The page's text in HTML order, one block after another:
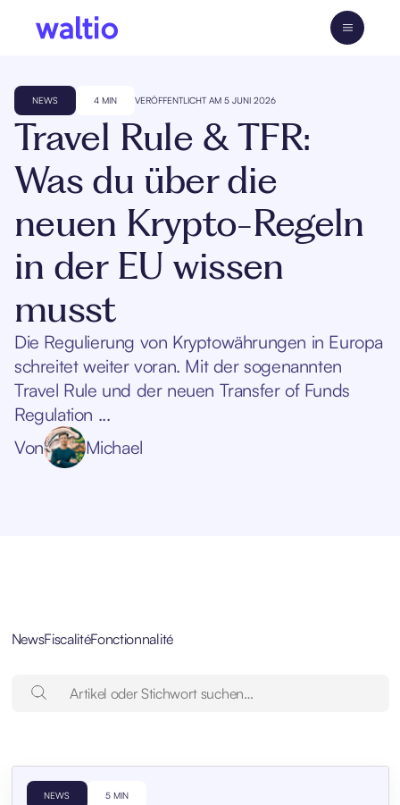
NEWS 4 MIN VERÖFFENTLICHT AM 5 JUNI 2026
Travel Rule & TFR:
Was du über die
neuen Krypto-Regeln
in der EU wissen
musst
Die Regulierung von Kryptowährungen in Europa
schreitet weiter voran. Mit der sogenannten
Travel Rule und der neuen Transfer of Funds
Regulation ...
Von
Michael
NewsFiscalitéFonctionnalité
NEWS 5 MIN